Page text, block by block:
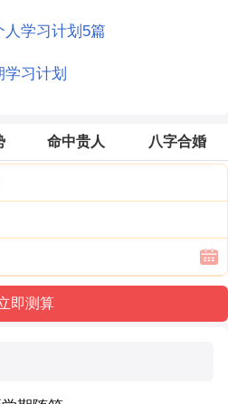
人学习计划5篇
习计划
命中贵人 八字合婚